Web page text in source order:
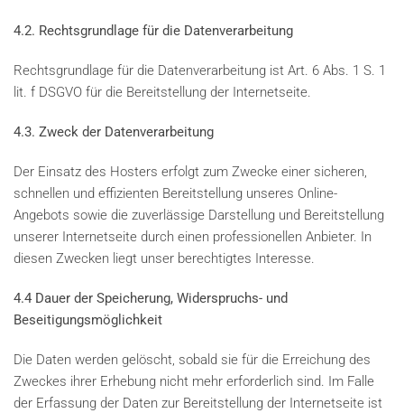
4.2. Rechtsgrundlage für die Datenverarbeitung
Rechtsgrundlage für die Datenverarbeitung ist Art. 6 Abs. 1 S. 1
lit. f DSGVO für die Bereitstellung der Internetseite.
4.3. Zweck der Datenverarbeitung
Der Einsatz des Hosters erfolgt zum Zwecke einer sicheren,
schnellen und effizienten Bereitstellung unseres Online-
Angebots sowie die zuverlässige Darstellung und Bereitstellung
unserer Internetseite durch einen professionellen Anbieter. In
diesen Zwecken liegt unser berechtigtes Interesse.
4.4 Dauer der Speicherung, Widerspruchs- und
Beseitigungsmöglichkeit
Die Daten werden gelöscht, sobald sie für die Erreichung des
Zweckes ihrer Erhebung nicht mehr erforderlich sind. Im Falle
der Erfassung der Daten zur Bereitstellung der Internetseite ist